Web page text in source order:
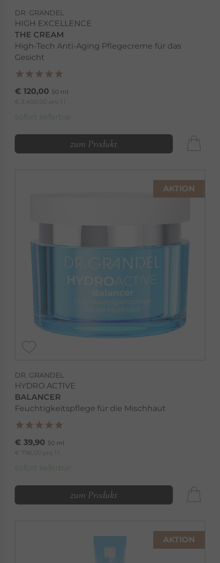
DR. GRANDEL
HIGH EXCELLENCE
THE CREAM
High-Tech Anti-Aging Pflegecreme für das
Gesicht
€ 120,00 50 ml
€ 2.400,00 pro 1 l
sofort lieferbar
zum Produkt
AKTION
DR. GRANDEL
HYDRO ACTIVE
BALANCER
Feuchtigkeitspflege für die Mischhaut
€ 39,90 50 ml
€ 798,00 pro 1 l
sofort lieferbar
zum Produkt
AKTION